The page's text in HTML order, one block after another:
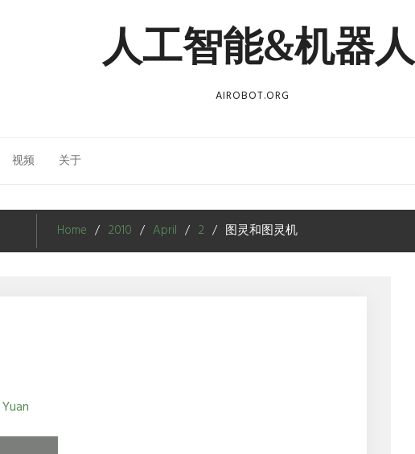
人工智能&机器人
AIROBOT.ORG
视频 关于
Home 2010 April 2 图灵和图灵机
Yuan